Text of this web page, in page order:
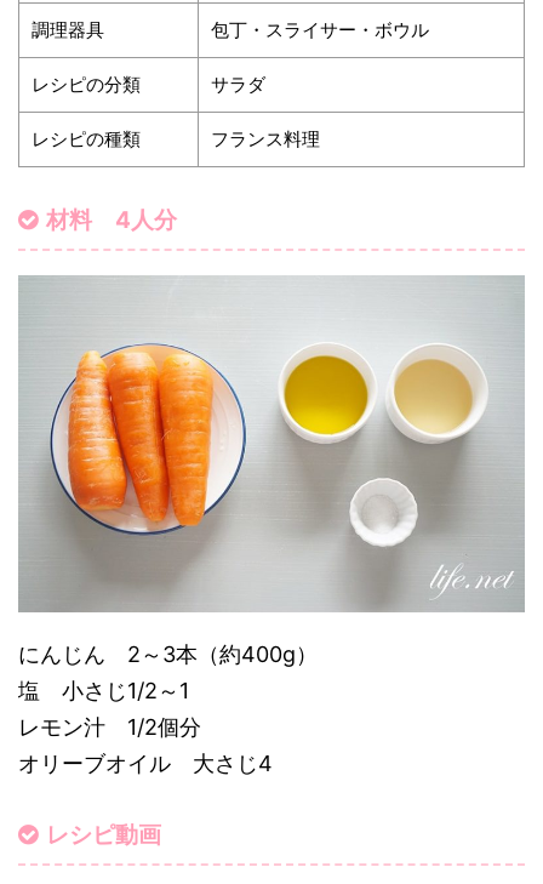
調理器具 包丁・スライサー・ボウル
レシピの分類 サラダ
レシピの種類 フランス料理
材料 4人分
にんじん 2～3本（約400g）
塩 小さじ1/2～1
レモン汁 1/2個分
オリーブオイル 大さじ4
レシピ動画